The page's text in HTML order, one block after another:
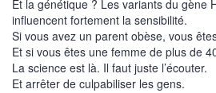
Et la génétique ? Les variants du gène
influencent fortement la sensibilité.
Si vous avez un parent obèse, vous
Et si vous êtes une femme de plus de
La science est là. Il faut juste l’écouter.
Et arrêter de culpabiliser les gens.